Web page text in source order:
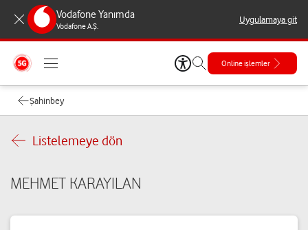
Vodafone Yanımda
Vodafone A.Ş.
Uygulamaya git
Online işlemler
Şahinbey
Listelemeye dön
MEHMET KARAYILAN